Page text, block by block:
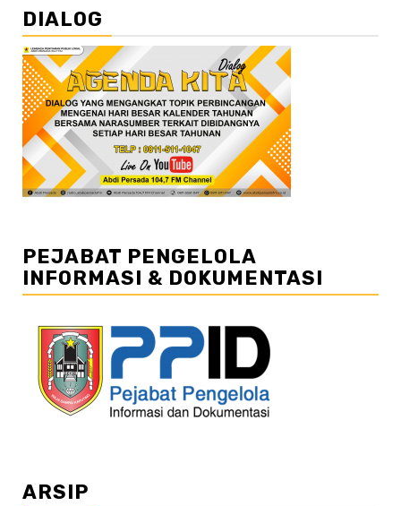
DIALOG
PEJABAT PENGELOLA
INFORMASI & DOKUMENTASI
ARSIP